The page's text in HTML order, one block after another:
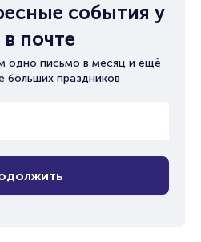
события у
в почте
одно письмо в месяц и ещё
больших праздников